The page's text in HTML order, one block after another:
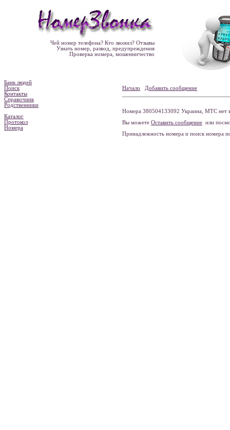
Чей номер телефона? Кто звонил? Отзывы
Узнать номер, развод, предупреждения
Проверка номера, мошенничество
Банк людей
Поиск
Контакты
Справочник
Родственники
Каталог
Протокол
Номера
Начало Добавить сообщение
Номера 380504133092 Украина, МТС нет
Вы можете Оставить сообщение или
Принадлежность номера и поиск номера